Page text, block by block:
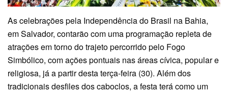
As celebrações pela Independência do Brasil na Bahia,
em Salvador, contarão com uma programação repleta de
atrações em torno do trajeto percorrido pelo Fogo
Simbólico, com ações pontuais nas áreas cívica, popular e
religiosa, já a partir desta terça-feira (30). Além dos
tradicionais desfiles dos caboclos, a festa terá como um